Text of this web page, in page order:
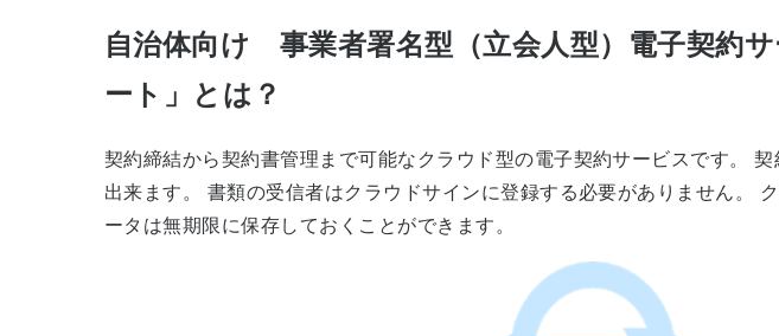
自治体向け 事業者署名型（立会人型）電子契約
ート」とは？
契約締結から契約書管理まで可能なクラウド型の電子契約サービスです。
出来ます。 書類の受信者はクラウドサインに登録する必要がありません。
ータは無期限に保存しておくことができます。